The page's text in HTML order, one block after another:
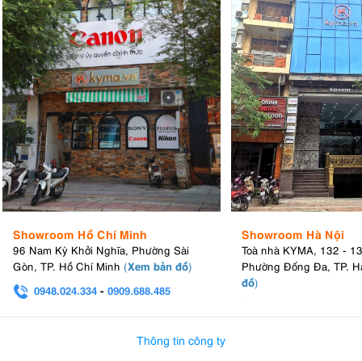
Showroom Hồ Chí Minh
96 Nam Kỳ Khởi Nghĩa, Phường Sài
Gòn, TP. Hồ Chí Minh (Xem bản đồ)
0948.024.334 - 0909.688.485
Showroom Hà Nội
Toà nhà KYMA, 132 -
Phường Đống Đa, TP.
đồ)
Thông tin công ty